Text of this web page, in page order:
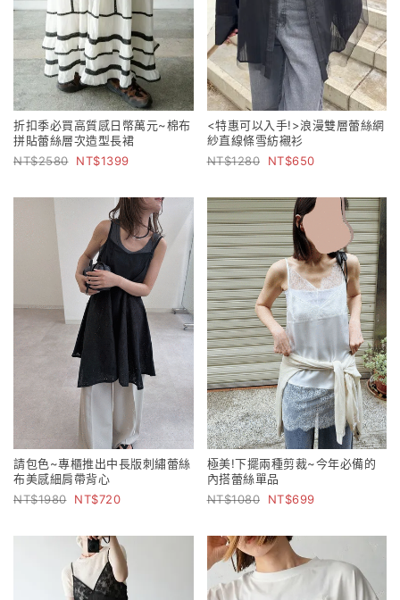
折扣季必買高質感日幣萬元~棉布
拼貼蕾絲層次造型長裙
2580
1399
<特惠可以入手!>浪漫雙層蕾絲網
紗直線條雪紡襯衫
1280
650
請包色~專櫃推出中長版刺繡蕾絲
布美感細肩帶背心
1980
720
極美!下擺兩種剪裁~今年必備的
內搭蕾絲單品
1080
699